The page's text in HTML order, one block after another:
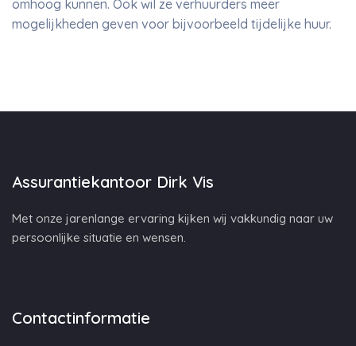
omhoog kunnen. Ook wil ze verhuurders meer
mogelijkheden geven voor bijvoorbeeld tijdelijke huur.
Assurantiekantoor Dirk Vis
Met onze jarenlange ervaring kijken wij vakkundig naar uw
persoonlijke situatie en wensen.
Contactinformatie